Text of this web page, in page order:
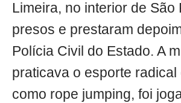
Limeira, no interior de São
presos e prestaram
Polícia Civil do Estado. A
praticava o esporte radical
como rope jumping, foi